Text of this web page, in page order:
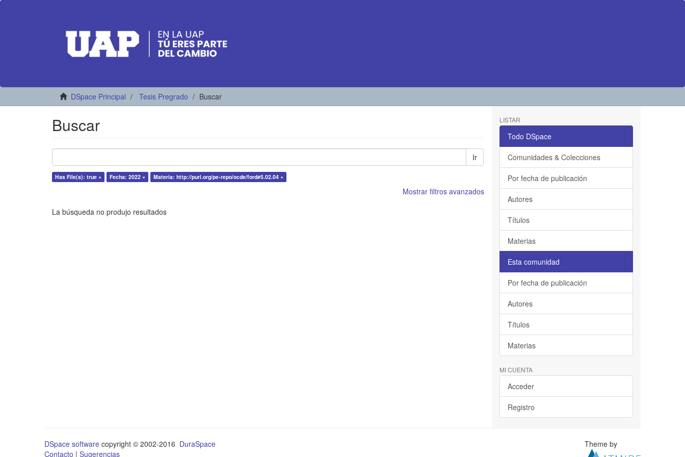
DSpace Principal Tesis Pregrado Buscar
Buscar
Ir
Has File(s): true × Fecha: 2022 × Materia: http://purl.org/pe-repo/ocde/ford#5.02.04 ×
Mostrar filtros avanzados
La búsqueda no produjo resultados
LISTAR
Todo DSpace
Comunidades & Colecciones
Por fecha de publicación
Autores
Títulos
Materias
Esta comunidad
Por fecha de publicación
Autores
Títulos
Materias
MI CUENTA
Acceder
Registro
DSpace software copyright © 2002-2016 DuraSpace
Contacto | Sugerencias
Theme by